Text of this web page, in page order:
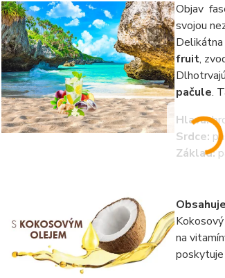
Objav
svojou
Delikátna
fruit,
pačule.
Hlava:
Srdce:
Základ:
na
poskytuje